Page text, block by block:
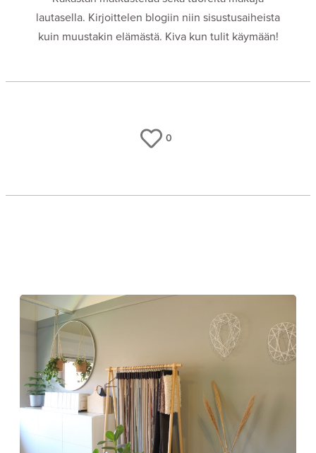
lautasella. Kirjoittelen blogiin niin sisustusaiheista
kuin muustakin elämästä. Kiva kun tulit käymään!
0